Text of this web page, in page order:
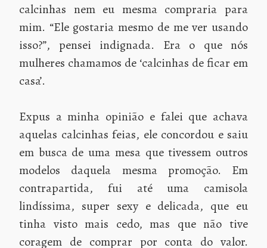
calcinhas nem eu mesma compraria para
mim. “Ele gostaria mesmo de me ver usando
isso?”, pensei indignada. Era o que nós
mulheres chamamos de ‘calcinhas de ficar em
casa’.
Expus a minha opinião e falei que achava
aquelas calcinhas feias, ele concordou e saiu
em busca de uma mesa que tivessem outros
modelos daquela mesma promoção. Em
contrapartida, fui até uma camisola
lindíssima, super sexy e delicada, que eu
tinha visto mais cedo, mas que não tive
coragem de comprar por conta do valor.